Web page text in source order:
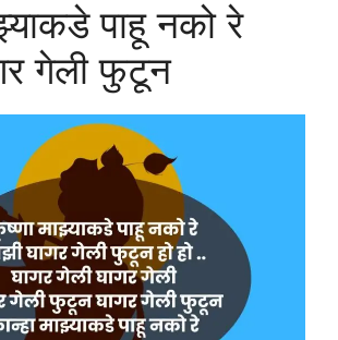
पाहू नको रे
गेली फुटून